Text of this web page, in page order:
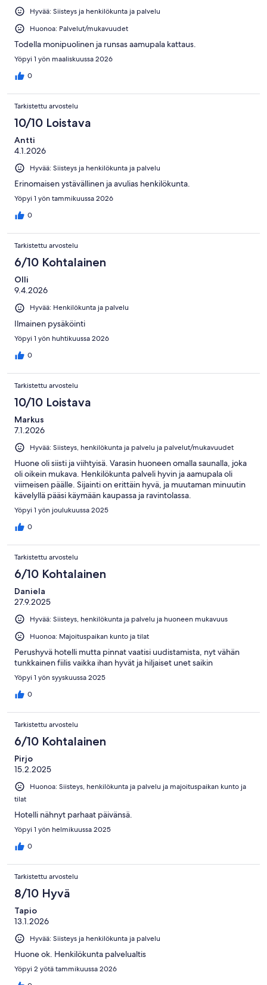
Hyvää: Siisteys ja henkilökunta ja palvelu
Huonoa: Palvelut/mukavuudet
Todella monipuolinen ja runsas aamupala kattaus.
Yöpyi 1 yön maaliskuussa 2026
0
Tarkistettu arvostelu
10/10 Loistava
Antti
4.1.2026
Hyvää: Siisteys ja henkilökunta ja palvelu
Erinomaisen ystävällinen ja avulias henkilökunta.
Yöpyi 1 yön tammikuussa 2026
0
Tarkistettu arvostelu
6/10 Kohtalainen
Olli
9.4.2026
Hyvää: Henkilökunta ja palvelu
Ilmainen pysäköinti
Yöpyi 1 yön huhtikuussa 2026
0
Tarkistettu arvostelu
10/10 Loistava
Markus
7.1.2026
Hyvää: Siisteys, henkilökunta ja palvelu ja palvelut/mukavuudet
Huone oli siisti ja viihtyisä. Varasin huoneen omalla saunalla, joka
oli oikein mukava. Henkilökunta palveli hyvin ja aamupala oli
viimeisen päälle. Sijainti on erittäin hyvä, ja muutaman minuutin
kävelyllä pääsi käymään kaupassa ja ravintolassa.
Yöpyi 1 yön joulukuussa 2025
0
Tarkistettu arvostelu
6/10 Kohtalainen
Daniela
27.9.2025
Hyvää: Siisteys, henkilökunta ja palvelu ja huoneen mukavuus
Huonoa: Majoituspaikan kunto ja tilat
Perushyvä hotelli mutta pinnat vaatisi uudistamista, nyt vähän
tunkkainen fiilis vaikka ihan hyvät ja hiljaiset unet saikin
Yöpyi 1 yön syyskuussa 2025
0
Tarkistettu arvostelu
6/10 Kohtalainen
Pirjo
15.2.2025
Huonoa: Siisteys, henkilökunta ja palvelu ja majoituspaikan kunto ja
tilat
Hotelli nähnyt parhaat päivänsä.
Yöpyi 1 yön helmikuussa 2025
0
Tarkistettu arvostelu
8/10 Hyvä
Tapio
13.1.2026
Hyvää: Siisteys ja henkilökunta ja palvelu
Huone ok. Henkilökunta palvelualtis
Yöpyi 2 yötä tammikuussa 2026